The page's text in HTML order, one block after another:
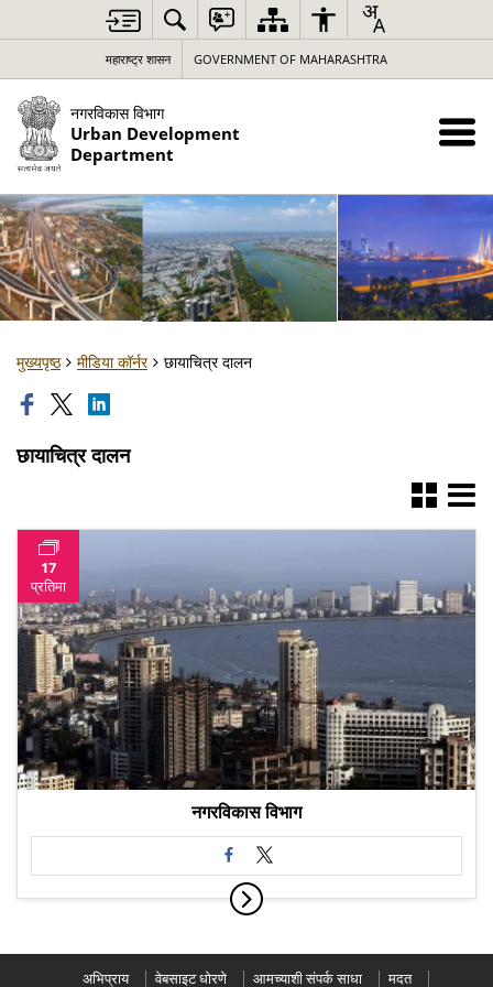
महाराष्ट्र शासन GOVERNMENT OF MAHARASHTRA
नगरविकास विभाग
Urban Development
Department
मुख्यपृष्ठ मीडिया कॉर्नर छायाचित्र दालन
छायाचित्र दालन
17
प्रतिमा
नगरविकास विभाग
अभिप्राय वेबसाइट धोरणे आमच्याशी संपर्क साधा मदत